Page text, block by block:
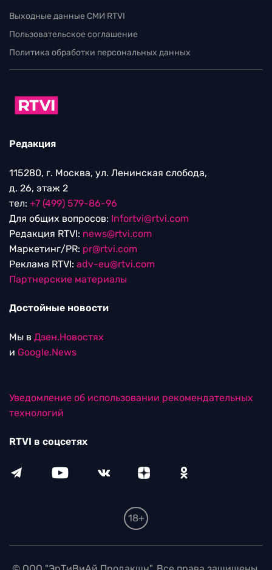
Выходные данные СМИ RTVI
Пользовательское соглашение
Политика обработки персональных данных
Редакция
115280, г. Москва, ул. Ленинская слобода,
д. 26, этаж 2
тел: +7 (499) 579-86-96
Для общих вопросов: Infortvi@rtvi.com
Редакция RTVI: news@rtvi.com
Маркетинг/PR: pr@rtvi.com
Реклама RTVI: adv-eu@rtvi.com
Партнерские материалы
Достойные новости
Мы в Дзен.Новостях
и Google.News
Уведомление об использовании рекомендательных
технологий
RTVI в соцсетях
18+